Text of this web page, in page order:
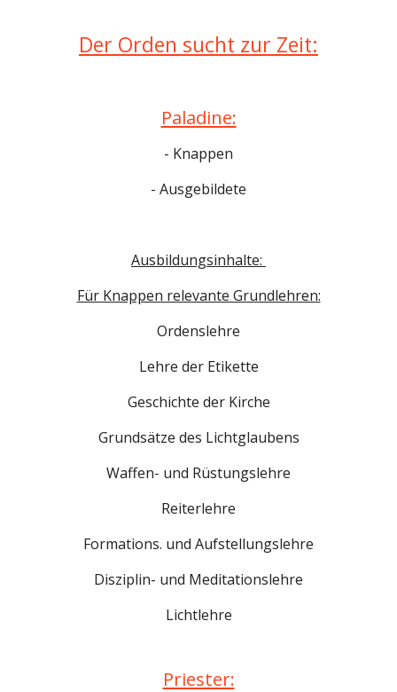
Der Orden sucht zur Zeit:
Paladine:
- Knappen
- Ausgebildete
Ausbildungsinhalte:
Für Knappen relevante Grundlehren:
Ordenslehre
Lehre der Etikette
Geschichte der Kirche
Grundsätze des Lichtglaubens
Waffen- und Rüstungslehre
Reiterlehre
Formations. und Aufstellungslehre
Disziplin- und Meditationslehre
Lichtlehre
Priester: